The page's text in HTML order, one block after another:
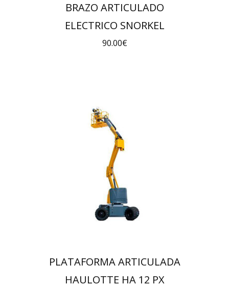
BRAZO ARTICULADO
ELECTRICO SNORKEL
90.00€
PLATAFORMA ARTICULADA
HAULOTTE HA 12 PX